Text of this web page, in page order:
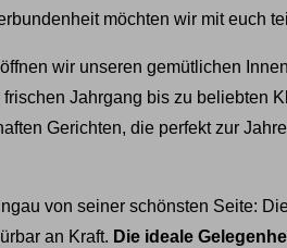
möchten wir mit euch
wir unseren gemütlichen
Jahrgang bis zu beliebten
Gerichten, die perfekt zur
von seiner schönsten Seite:
an Kraft. Die ideale